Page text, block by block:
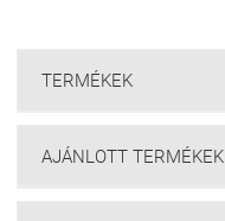
TERMÉKEK
AJÁNLOTT TERMÉKEK